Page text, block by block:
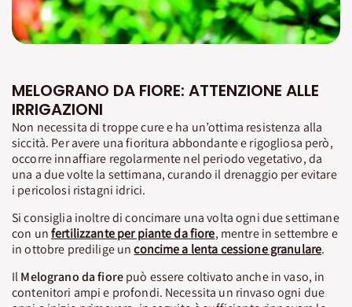
MELOGRANO DA FIORE: ATTENZIONE ALLE
IRRIGAZIONI
Non necessita di troppe cure e ha un’ottima resistenza alla
siccità. Per avere una fioritura abbondante e rigogliosa però,
occorre innaffiare regolarmente nel periodo vegetativo, da
una a due volte la settimana, curando il drenaggio per evitare
i pericolosi ristagni idrici.
Si consiglia inoltre di concimare una volta ogni due settimane
con unfertilizzante per piante da fiore, mentre in settembre e
in ottobre predilige unconcime a lenta cessione granulare.
IlMelograno da fiorepuò essere coltivato anche in vaso, in
contenitori ampi e profondi. Necessita un rinvaso ogni due